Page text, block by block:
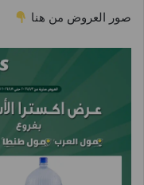
صور العروض من هنا